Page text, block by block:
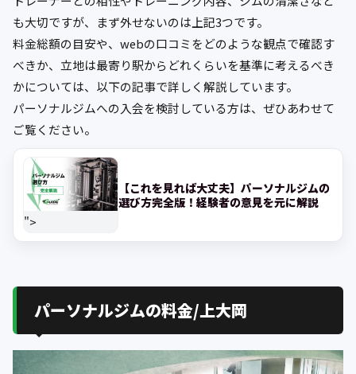
も大切ですが、まず外せないのは上記3つです。
料金総額の目安や、webの口コミをどのような観点で確認す
べきか、立地は最寄り駅からどれくらいを基準に考えるべき
かについては、以下の記事で詳しく解説しています。
パーソナルジムへの入会を検討している方は、ぜひあわせて
ご覧ください。
">
【これを見れば大丈夫】パーソナルジムの
選び方完全版！経験者の意見を元に解説
パーソナルジムの料金/上大岡